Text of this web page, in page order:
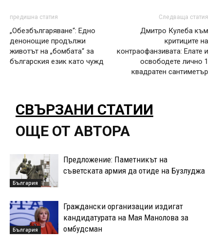
предишна статия
„Обезбългаряване“: Едно
денонощие продължи
животът на „бомбата“ за
българския език като чужд
Следваща статия
Дмитро Кулеба към
критиците на
контраофанзивата: Елате и
освободете лично 1
квадратен сантиметър
СВЪРЗАНИ СТАТИИ
ОЩЕ ОТ АВТОРА
България
Предложение: Паметникът на
съветската армия да отиде на Бузлуджа
България
Граждански организации издигат
кандидатурата на Мая Манолова за
омбудсман